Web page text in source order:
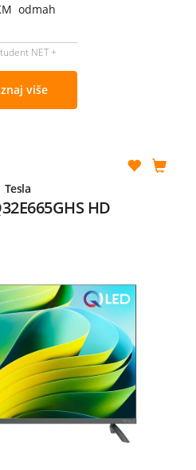
odmah
NET +
više
Tesla
HD